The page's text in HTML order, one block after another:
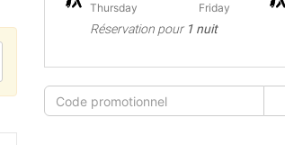
Thursday Friday
Réservation pour 1 nuit